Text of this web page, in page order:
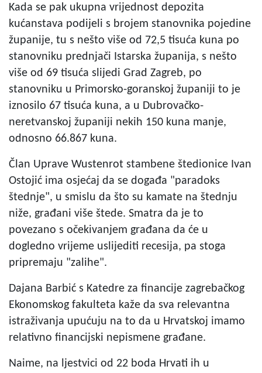
Kada se pak ukupna vrijednost depozita
kućanstava podijeli s brojem stanovnika pojedine
županije, tu s nešto više od 72,5 tisuća kuna po
stanovniku prednjači Istarska županija, s nešto
više od 69 tisuća slijedi Grad Zagreb, po
stanovniku u Primorsko-goranskoj županiji to je
iznosilo 67 tisuća kuna, a u Dubrovačko-
neretvanskoj županiji nekih 150 kuna manje,
odnosno 66.867 kuna.
Član Uprave Wustenrot stambene štedionice Ivan
Ostojić ima osjećaj da se događa "paradoks
štednje", u smislu da što su kamate na štednju
niže, građani više štede. Smatra da je to
povezano s očekivanjem građana da će u
dogledno vrijeme uslijediti recesija, pa stoga
pripremaju "zalihe".
Dajana Barbić s Katedre za financije zagrebačkog
Ekonomskog fakulteta kaže da sva relevantna
istraživanja upućuju na to da u Hrvatskoj imamo
relativno financijski nepismene građane.
Naime, na ljestvici od 22 boda Hrvati ih u